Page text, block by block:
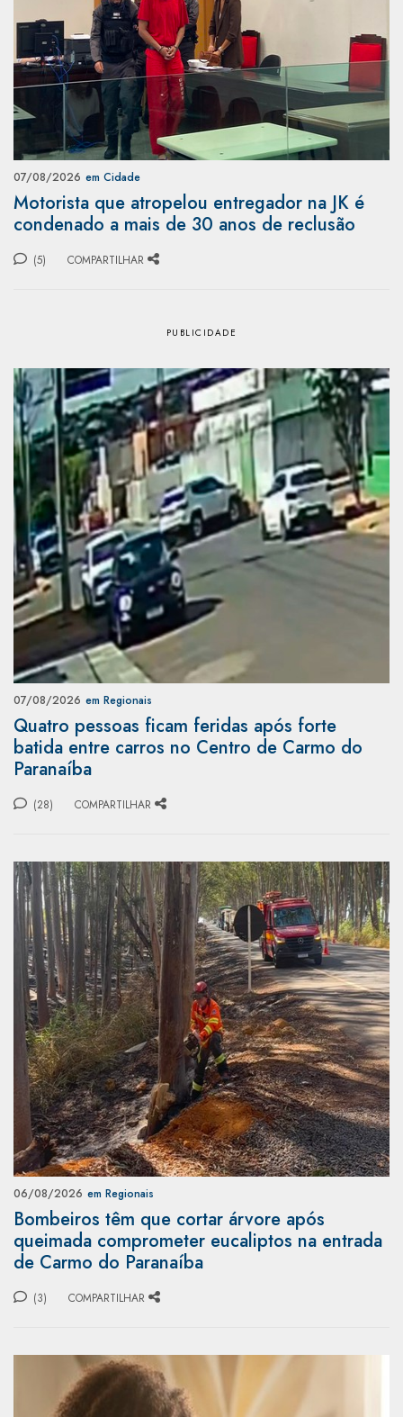
07/08/2026 em Cidade
Motorista que atropelou entregador na JK é
condenado a mais de 30 anos de reclusão
(5) COMPARTILHAR
07/08/2026 em Regionais
Quatro pessoas ficam feridas após forte
batida entre carros no Centro de Carmo do
Paranaíba
(28) COMPARTILHAR
06/08/2026 em Regionais
Bombeiros têm que cortar árvore após
queimada comprometer eucaliptos na entrada
de Carmo do Paranaíba
(3) COMPARTILHAR